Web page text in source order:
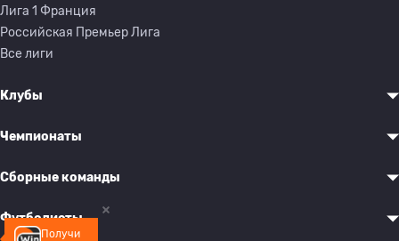
Получи
Лига 1 Франция
Российская Премьер Лига
Все лиги
Клубы
Чемпионаты
Сборные команды
Футболисты